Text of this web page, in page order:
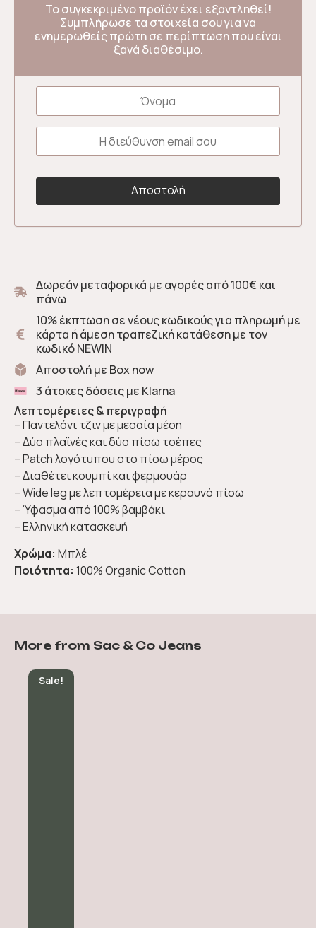
Το συγκεκριμένο προϊόν έχει εξαντληθεί!
Συμπλήρωσε τα στοιχεία σου για να
ενημερωθείς πρώτη σε περίπτωση που είναι
ξανά διαθέσιμο.
Δωρεάν μεταφορικά με αγορές από 100€ και
πάνω
10% έκπτωση σε νέους κωδικούς για πληρωμή με
κάρτα ή άμεση τραπεζική κατάθεση με τον
κωδικό NEWIN
Αποστολή με Box now
3 άτοκες δόσεις με Klarna
Λεπτομέρειες & περιγραφή
– Παντελόνι τζιν με μεσαία μέση
– Δύο πλαϊνές και δύο πίσω τσέπες
– Patch λογότυπου στο πίσω μέρος
– Διαθέτει κουμπί και φερμουάρ
– Wide leg με λεπτομέρεια με κεραυνό πίσω
– Ύφασμα από 100% βαμβάκι
– Ελληνική κατασκευή
Χρώμα: Μπλέ
Ποιότητα: 100% Organic Cotton
More from Sac & Co Jeans
Sale!